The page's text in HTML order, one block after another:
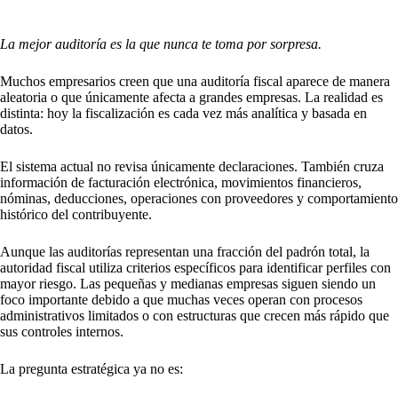
La mejor auditoría es la que nunca te toma por sorpresa.
Muchos empresarios creen que una auditoría fiscal aparece de manera
aleatoria o que únicamente afecta a grandes empresas. La realidad es
distinta: hoy la fiscalización es cada vez más analítica y basada en
datos.
El sistema actual no revisa únicamente declaraciones. También cruza
información de facturación electrónica, movimientos financieros,
nóminas, deducciones, operaciones con proveedores y comportamiento
histórico del contribuyente.
Aunque las auditorías representan una fracción del padrón total, la
autoridad fiscal utiliza criterios específicos para identificar perfiles con
mayor riesgo. Las pequeñas y medianas empresas siguen siendo un
foco importante debido a que muchas veces operan con procesos
administrativos limitados o con estructuras que crecen más rápido que
sus controles internos.
La pregunta estratégica ya no es: